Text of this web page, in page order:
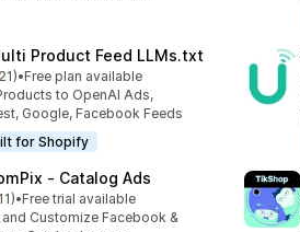
Product Feed LLMs.txt
su 5
totali
•Free plan available
to OpenAI Ads,
Google, Facebook Feeds
for Shopify
‑ Catalog Ads
su 5
totali
•Free trial available
Customize Facebook &